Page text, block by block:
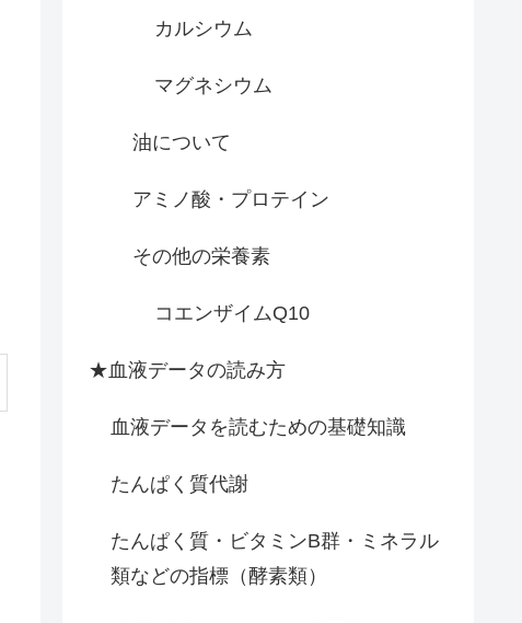
カルシウム
マグネシウム
油について
アミノ酸・プロテイン
その他の栄養素
コエンザイムQ10
★血液データの読み方
血液データを読むための基礎知識
たんぱく質代謝
たんぱく質・ビタミンB群・ミネラル
類などの指標（酵素類）